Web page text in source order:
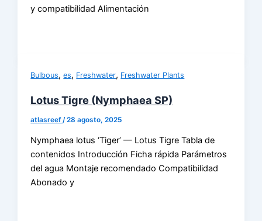
y compatibilidad Alimentación
Bulbous,es, Freshwater, Freshwater Plants
Lotus Tigre (Nymphaea SP)
atlasreef /28 agosto, 2025
Nymphaea lotus ‘Tiger’ — Lotus Tigre Tabla de
contenidos Introducción Ficha rápida Parámetros
del agua Montaje recomendado Compatibilidad
Abonado y